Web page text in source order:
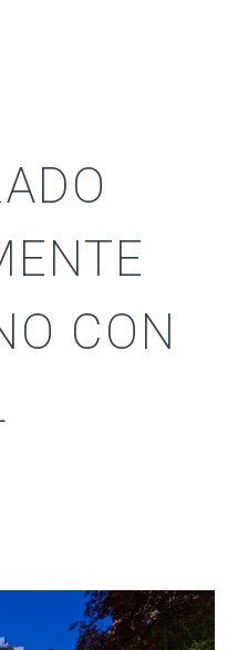
CON